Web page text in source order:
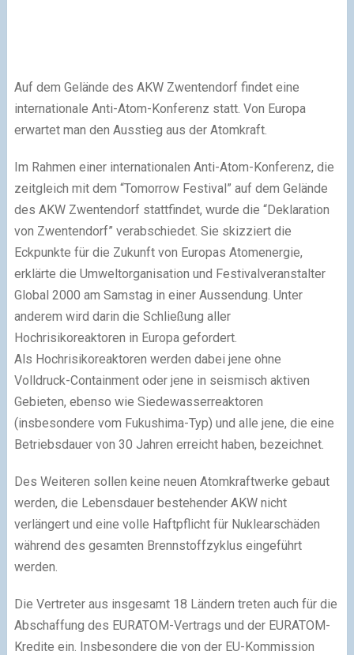
Auf dem Gelände des AKW Zwentendorf findet eine
internationale Anti-Atom-Konferenz statt. Von Europa
erwartet man den Ausstieg aus der Atomkraft.
Im Rahmen einer internationalen Anti-Atom-Konferenz, die
zeitgleich mit dem “Tomorrow Festival” auf dem Gelände
des AKW Zwentendorf stattfindet, wurde die “Deklaration
von Zwentendorf” verabschiedet. Sie skizziert die
Eckpunkte für die Zukunft von Europas Atomenergie,
erklärte die Umweltorganisation und Festivalveranstalter
Global 2000 am Samstag in einer Aussendung. Unter
anderem wird darin die Schließung aller
Hochrisikoreaktoren in Europa gefordert.
Als Hochrisikoreaktoren werden dabei jene ohne
Volldruck-Containment oder jene in seismisch aktiven
Gebieten, ebenso wie Siedewasserreaktoren
(insbesondere vom Fukushima-Typ) und alle jene, die eine
Betriebsdauer von 30 Jahren erreicht haben, bezeichnet.
Des Weiteren sollen keine neuen Atomkraftwerke gebaut
werden, die Lebensdauer bestehender AKW nicht
verlängert und eine volle Haftpflicht für Nuklearschäden
während des gesamten Brennstoffzyklus eingeführt
werden.
Die Vertreter aus insgesamt 18 Ländern treten auch für die
Abschaffung des EURATOM-Vertrags und der EURATOM-
Kredite ein. Insbesondere die von der EU-Kommission